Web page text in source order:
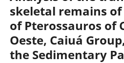
skeletal remains of
of Pterossauros of
Oeste, Caiuá
the Sedimentary